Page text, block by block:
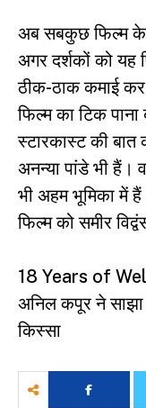
अब सबकुछ फिल्म के
अगर दर्शकों को
ठीक-ठाक कमाई
फिल्म का टिक पाना
स्टारकास्ट की
अनन्या पांडे भी हैं।
भी अहम भूमिका में
फिल्म को समीर
18 Years of
अनिल कपूर ने
किस्सा